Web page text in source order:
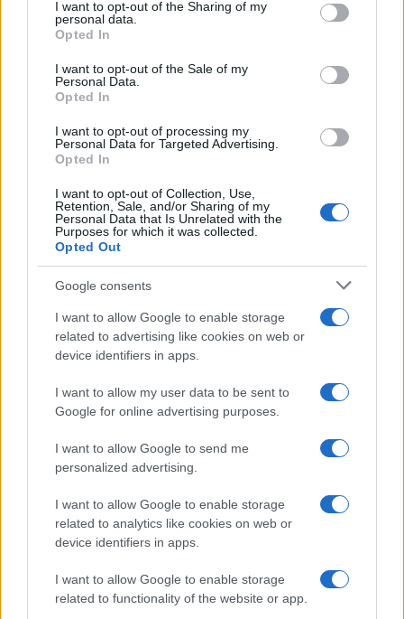
not limited to your visit or usage behaviour. You may click to
grant or deny consent to Google and its third-party tags to
use your data for below specified purposes in below Google
consent section.
I want to opt-out of the Sharing of my
personal data.
Opted In
I want to opt-out of the Sale of my
Personal Data.
Opted In
I want to opt-out of processing my
Personal Data for Targeted Advertising.
Opted In
I want to opt-out of Collection, Use,
Retention, Sale, and/or Sharing of my
Personal Data that Is Unrelated with the
Purposes for which it was collected.
Opted Out
Google consents
I want to allow Google to enable storage
related to advertising like cookies on web or
device identifiers in apps.
I want to allow my user data to be sent to
Google for online advertising purposes.
I want to allow Google to send me
personalized advertising.
I want to allow Google to enable storage
related to analytics like cookies on web or
device identifiers in apps.
I want to allow Google to enable storage
related to functionality of the website or app.
rétegek egymásra halmozására és vastagságára irányítják a
figyelmet.
Lakner László is a betűn és a szövegen
keresztül közelít az absztrkacióhoz. Rá
konkrét írások, például Duchamp
jegyzetei és Celan versei hatottak
erősen.
Nála alapvetően az emigráció után általánossá váló
léthelyzet sajátosságai, az idegenség és a fordítás fogalmai
színeiben egészen elképesztő, a lilák és a
rózsaszínek a sok-sok fehérrel igazán légies, éteri hatást
Míg ezek a munkák inkább a
szabálytalanság fogalma mentén
írhatók le, addig a kiállítás második
felének munkáit a szabálykövetés
Gellér B. István struktúraelvű, geometrikus szemléletű,
Martyn Ferenc és Lantos Ferenc hatásáról tanúskodnak. Az
alkotó a pécsi művészeti hagyományokat ötvözve dolgozta